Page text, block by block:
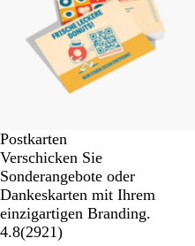
Postkarten
Verschicken Sie
Sonderangebote oder
Dankeskarten mit Ihrem
einzigartigen Branding.
4.8(2921)